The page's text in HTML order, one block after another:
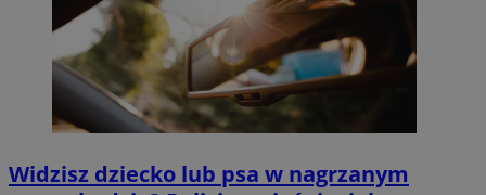
Widzisz dziecko lub psa w nagrzanym